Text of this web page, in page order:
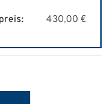
430,00 €